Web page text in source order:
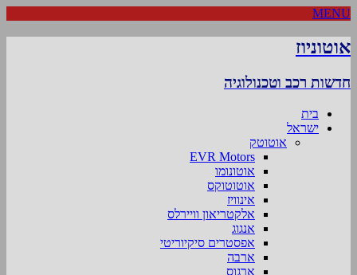
MENU
אוטוניוז
חדשות רכב וטכנולוגיה
בית
ישראל
אוטוטק
EVR Motors
אוטונומו
אוטוטוקס
אינוויז
אלקטריאון וויירלס
אנגוג
אפסטרים סיקיוריטי
ארבה
ארגוס